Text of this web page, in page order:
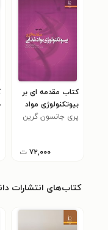
کتاب مقدمه ای بر
بیوتکنولوژی مواد
غذایی
پری جانسون گرین
۷۲,۰۰۰ ت
کتاب‌های انتشارات